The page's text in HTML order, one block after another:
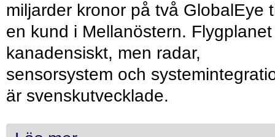
miljarder kronor på två GlobalEye
en kund i Mellanöstern.
kanadensiskt, men radar,
sensorsystem och
är svenskutvecklade.